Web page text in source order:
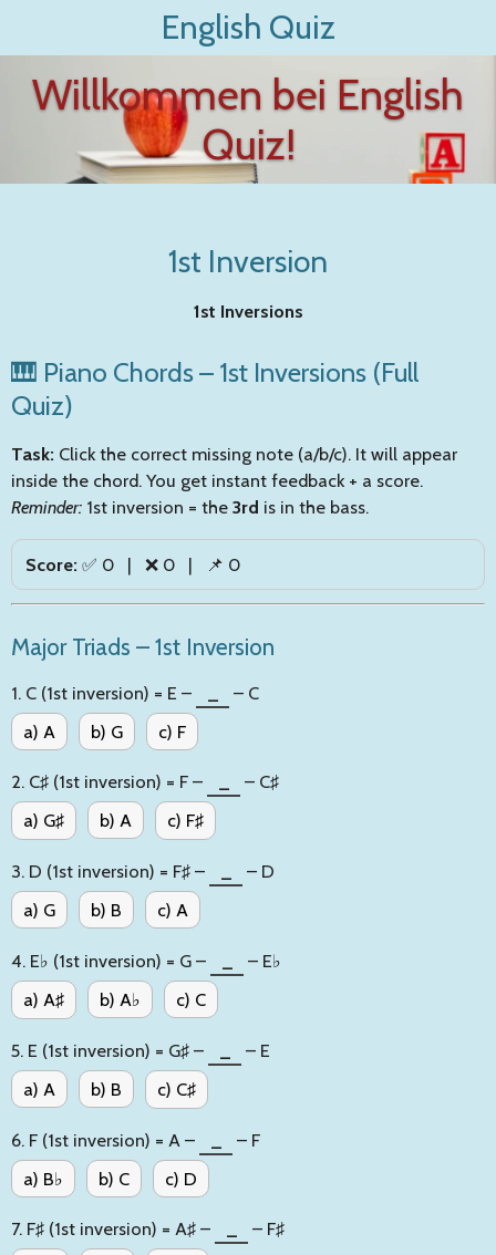
springen
English Quiz
Willkommen bei English
Quiz!
1st Inversion
1st Inversions
🎹 Piano Chords – 1st Inversions (Full
Quiz)
Task: Click the correct missing note (a/b/c). It will appear
inside the chord. You get instant feedback + a score.
Reminder: 1st inversion = the 3rd is in the bass.
Score: ✅ 0 | ❌ 0 | 📌 0
Major Triads – 1st Inversion
1. C (1st inversion) = E –
– C
a) A
b) G c) F
2. C♯ (1st inversion) = F –
– C♯
a) G♯
b) A c) F♯
3. D (1st inversion) = F♯ –
– D
a) G
b) B c) A
4. E♭ (1st inversion) = G –
– E♭
a) A♯
b) A♭ c) C
5. E (1st inversion) = G♯ –
– E
a) A
b) B c) C♯
6. F (1st inversion) = A –
– F
a) B♭
b) C c) D
7. F♯ (1st inversion) = A♯ –
– F♯